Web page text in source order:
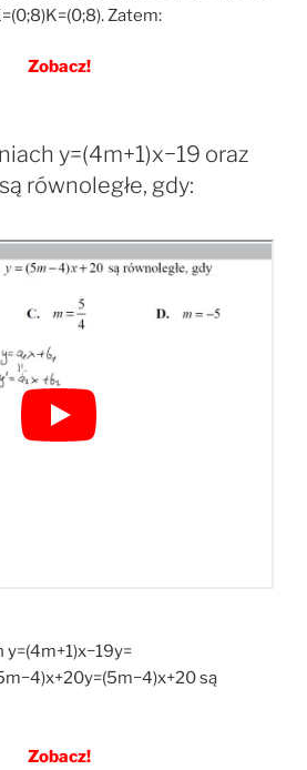
Zatem:
Zobacz!
y=(4m+1)x−19 oraz
równoległe, gdy:
są
Zobacz!